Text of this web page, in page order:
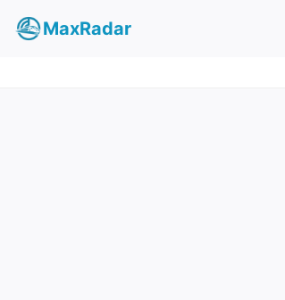
MaxRadar